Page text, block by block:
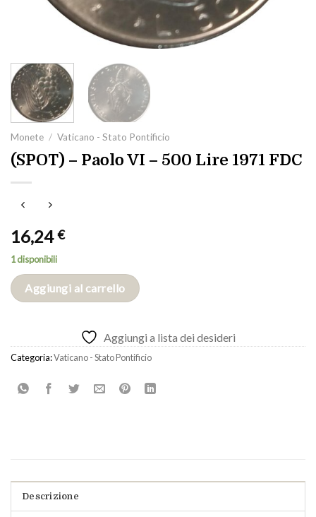
Monete / Vaticano - Stato Pontificio
(SPOT) – Paolo VI – 500 Lire 1971 FDC
16,24€
1 disponibili
Aggiungi al carrello
Aggiungi a lista dei desideri
Categoria:Vaticano - Stato Pontificio
Descrizione